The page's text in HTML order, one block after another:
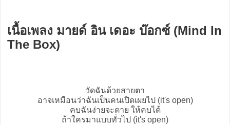
เนื้อเพลง มายด์ อิน เดอะ บ๊อกซ์ (Mind In
The Box)
วัดฉันด้วยสายตา
อาจเหมือนว่าฉันเป็นคนเปิดเผยไป (it's open)
คบฉันง่ายจะตาย ให้คบได้
ถ้าใครมาแบบทั่วไป (it's open)